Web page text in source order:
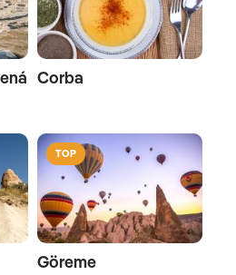
Corba
TOP
Göreme